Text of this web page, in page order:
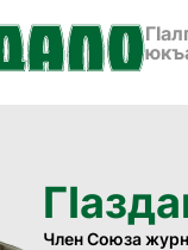
Член Союза